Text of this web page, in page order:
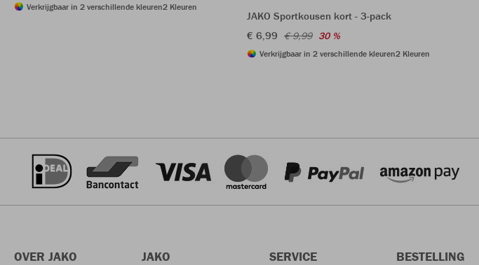
Verkrijgbaar in 2 verschillende kleuren2 Kleuren
JAKO Sportkousen kort - 3-pack
€ 6,99 € 9,99 30 %
Verkrijgbaar in 2 verschillende kleuren2 Kleuren
OVER JAKO
JAKO
SERVICE
BESTELLING